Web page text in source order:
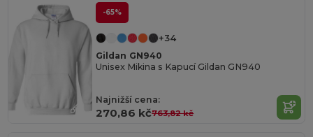
-65%
+34
Gildan GN940
Unisex Mikina s Kapucí Gildan GN940
Najnižší cena:
270,86 kč763,82 kč